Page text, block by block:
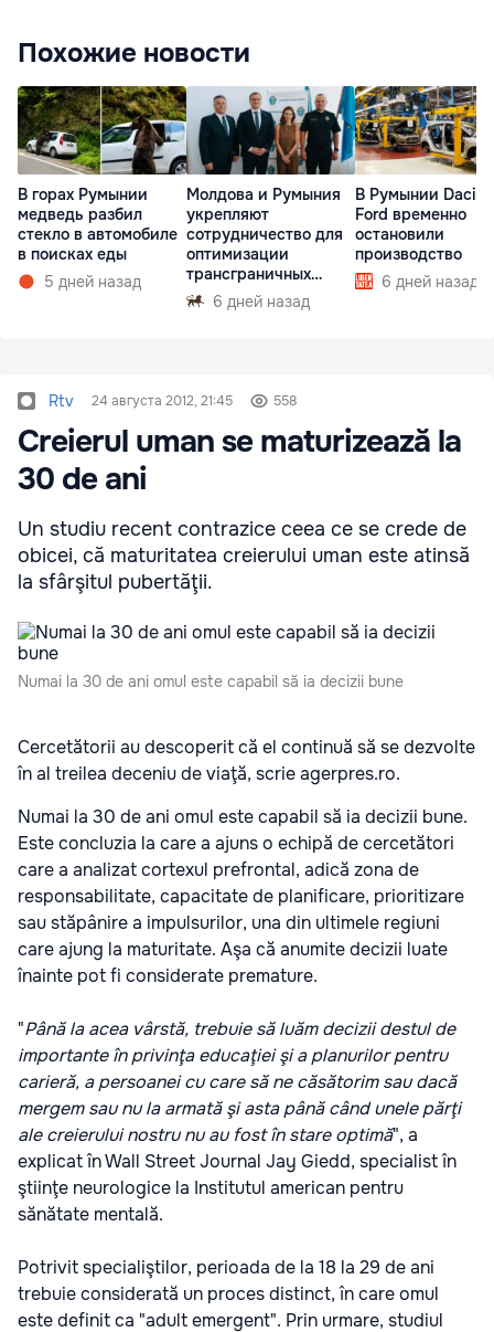
Похожие новости
В горах Румынии
медведь разбил
стекло в автомобиле
в поисках еды
5 дней назад
Молдова и Румыния
укрепляют
сотрудничество для
оптимизации
трансграничных
перевозок
6 дней назад
В Румынии Dacia
Ford временно
остановили
производство
6 дней назад
Rtv 24 августа 2012, 21:45 558
Creierul uman se maturizează la
30 de ani
Un studiu recent contrazice ceea ce se crede de
obicei, că maturitatea creierului uman este atinsă
la sfârşitul pubertăţii.
Numai la 30 de ani omul este capabil să ia decizii bune
Cercetătorii au descoperit că el continuă să se dezvolte
în al treilea deceniu de viaţă, scrie agerpres.ro.
Numai la 30 de ani omul este capabil să ia decizii bune.
Este concluzia la care a ajuns o echipă de cercetători
care a analizat cortexul prefrontal, adică zona de
responsabilitate, capacitate de planificare, prioritizare
sau stăpânire a impulsurilor, una din ultimele regiuni
care ajung la maturitate. Aşa că anumite decizii luate
înainte pot fi considerate premature.
"Până la acea vârstă, trebuie să luăm decizii destul de
importante în privinţa educaţiei şi a planurilor pentru
carieră, a persoanei cu care să ne căsătorim sau dacă
mergem sau nu la armată şi asta până când unele părţi
ale creierului nostru nu au fost în stare optimă", a
explicat în Wall Street Journal Jay Giedd, specialist în
ştiinţe neurologice la Institutul american pentru
sănătate mentală.
Potrivit specialiştilor, perioada de la 18 la 29 de ani
trebuie considerată un proces distinct, în care omul
este definit ca "adult emergent". Prin urmare, studiul